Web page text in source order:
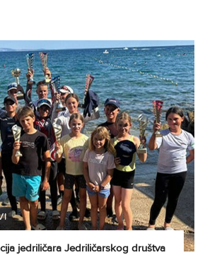
jedriličara Jedriličarskog društva